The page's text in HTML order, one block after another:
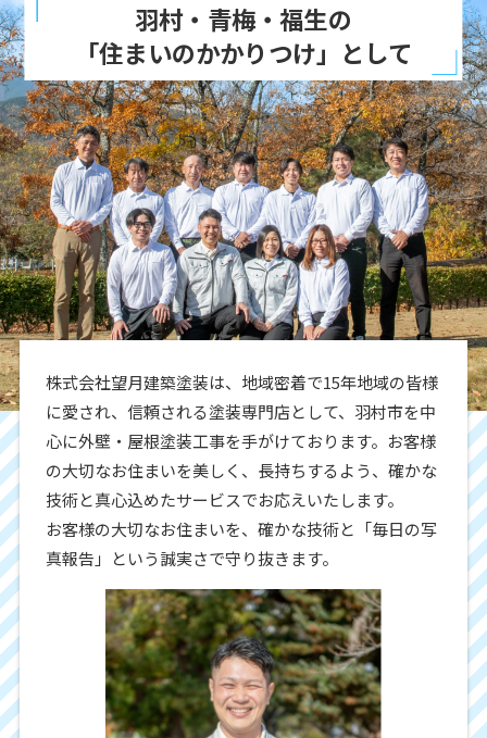
羽村・青梅・福生の
「住まいのかかりつけ」として
株式会社望月建築塗装は、地域密着で15年地域の皆様
に愛され、信頼される塗装専門店として、羽村市を中
心に外壁・屋根塗装工事を手がけております。お客様
の大切なお住まいを美しく、長持ちするよう、確かな
技術と真心込めたサービスでお応えいたします。
お客様の大切なお住まいを、確かな技術と「毎日の写
真報告」という誠実さで守り抜きます。